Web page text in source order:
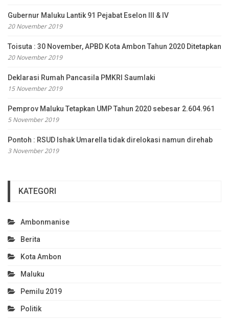
Gubernur Maluku Lantik 91 Pejabat Eselon III & IV
20 November 2019
Toisuta : 30 November, APBD Kota Ambon Tahun 2020 Ditetapkan
20 November 2019
Deklarasi Rumah Pancasila PMKRI Saumlaki
15 November 2019
Pemprov Maluku Tetapkan UMP Tahun 2020 sebesar 2.604.961
5 November 2019
Pontoh : RSUD Ishak Umarella tidak direlokasi namun direhab
3 November 2019
KATEGORI
Ambonmanise
Berita
Kota Ambon
Maluku
Pemilu 2019
Politik